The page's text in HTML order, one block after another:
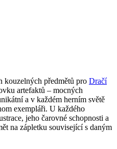
kouzelných předmětů pro Dračí
artefaktů – mocných
a v každém herním světě
exempláři. U každého
jeho čarovné schopnosti a
na zápletku související s daným